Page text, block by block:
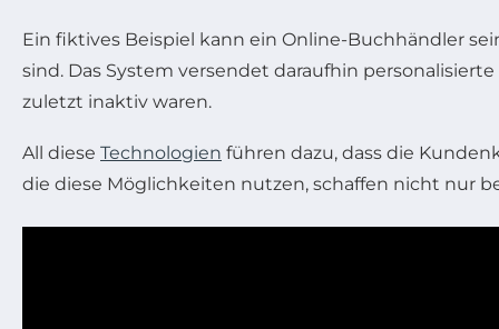
Ein fiktives Beispiel kann ein Online-Buchhändler
sind. Das System versendet daraufhin
zuletzt inaktiv waren.
All diese Technologien führen dazu, dass die
die diese Möglichkeiten nutzen, schaffen nicht nur